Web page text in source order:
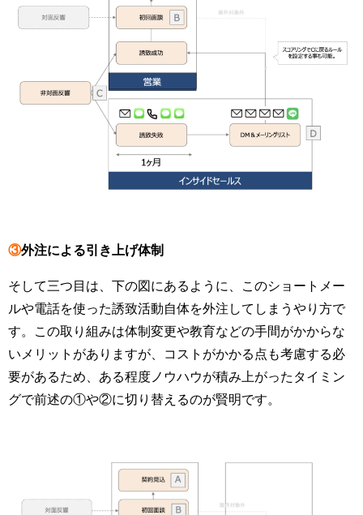
③外注による引き上げ体制
そして三つ目は、下の図にあるように、このショートメー
ルや電話を使った誘致活動自体を外注してしまうやり方で
す。この取り組みは体制変更や教育などの手間がかからな
いメリットがありますが、コストがかかる点も考慮する必
要があるため、ある程度ノウハウが積み上がったタイミン
グで前述の①や②に切り替えるのが賢明です。